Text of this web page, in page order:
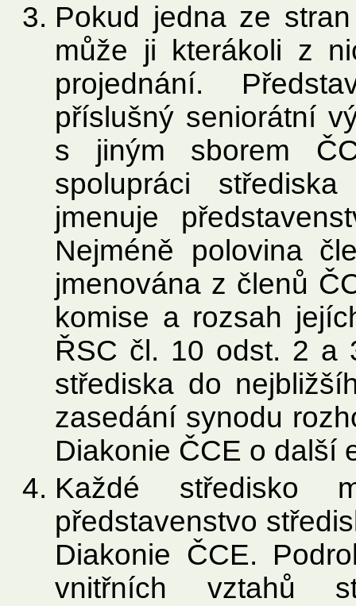
Pokud jedna ze
může ji kterákoli z
projednání.
příslušný seniorátní
s jiným sborem
spolupráci
jmenuje
Nejméně polovina
jmenována z členů
komise a rozsah
ŘSC čl. 10 odst. 2 a
střediska do
zasedání synodu
Diakonie ČCE o další
Každé středisko
představenstvo
Diakonie ČCE.
vnitřních vztahů